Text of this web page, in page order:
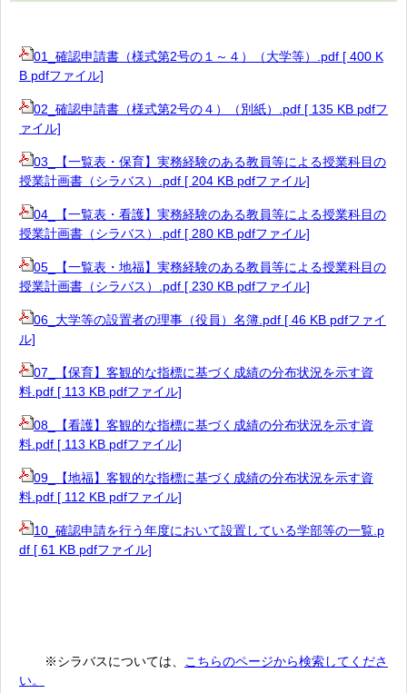
01_確認申請書（様式第2号の１～４）（大学等）.pdf [ 400 K
B pdfファイル]
02_確認申請書（様式第2号の４）（別紙）.pdf [ 135 KB pdfフ
ァイル]
03_【一覧表・保育】実務経験のある教員等による授業科目の
授業計画書（シラバス）.pdf [ 204 KB pdfファイル]
04_【一覧表・看護】実務経験のある教員等による授業科目の
授業計画書（シラバス）.pdf [ 280 KB pdfファイル]
05_【一覧表・地福】実務経験のある教員等による授業科目の
授業計画書（シラバス）.pdf [ 230 KB pdfファイル]
06_大学等の設置者の理事（役員）名簿.pdf [ 46 KB pdfファイ
ル]
07_【保育】客観的な指標に基づく成績の分布状況を示す資
料.pdf [ 113 KB pdfファイル]
08_【看護】客観的な指標に基づく成績の分布状況を示す資
料.pdf [ 113 KB pdfファイル]
09_【地福】客観的な指標に基づく成績の分布状況を示す資
料.pdf [ 112 KB pdfファイル]
10_確認申請を行う年度において設置している学部等の一覧.p
df [ 61 KB pdfファイル]
※シラバスについては、
こちらのページから検索してくださ
い。